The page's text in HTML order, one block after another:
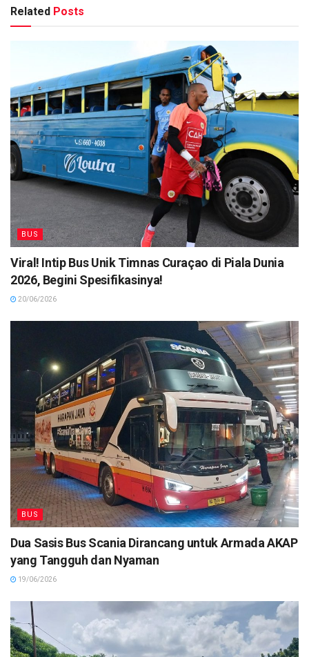
Related Posts
BUS
Viral! Intip Bus Unik Timnas Curaçao di Piala Dunia
2026, Begini Spesifikasinya!
20/06/2026
BUS
Dua Sasis Bus Scania Dirancang untuk Armada AKAP
yang Tangguh dan Nyaman
19/06/2026